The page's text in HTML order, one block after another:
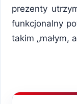
prezenty
funkcjonalny
takim „małym,